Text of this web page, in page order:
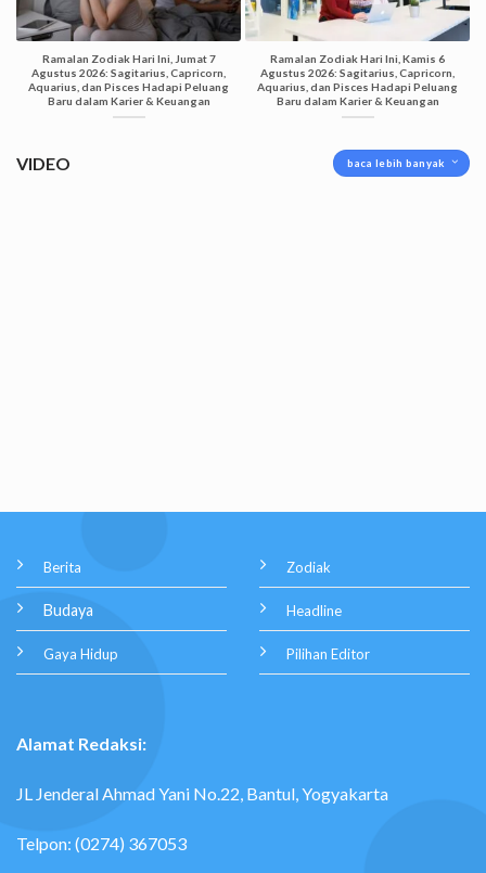
Ramalan Zodiak Hari Ini, Jumat 7
Agustus 2026: Sagitarius, Capricorn,
Aquarius, dan Pisces Hadapi Peluang
Baru dalam Karier & Keuangan
Ramalan Zodiak Hari Ini, Kamis 6
Agustus 2026: Sagitarius, Capricorn,
Aquarius, dan Pisces Hadapi Peluang
Baru dalam Karier & Keuangan
VIDEO baca lebih banyak
Berita
Budaya
Gaya Hidup
Zodiak
Headline
Pilihan Editor
Alamat Redaksi:
JL Jenderal Ahmad Yani No.22, Bantul, Yogyakarta
Telpon: (0274) 367053